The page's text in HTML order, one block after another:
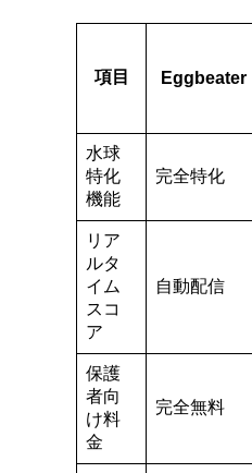
項目 Eggbeater
水球
特化
機能
完全特化
リア
ルタ
イム
スコ
ア
自動配信
保護
者向
け料
金
完全無料